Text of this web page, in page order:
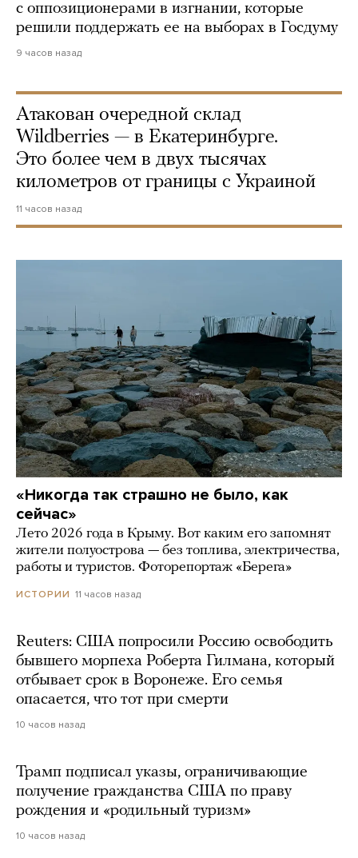
с оппозиционерами в изгнании, которые
решили поддержать ее на выборах в Госдуму
9 часов назад
Атакован очередной склад
Wildberries — в Екатеринбурге.
Это более чем в двух тысячах
километров от границы с Украиной
11 часов назад
«Никогда так страшно не было, как
сейчас»
Лето 2026 года в Крыму. Вот каким его запомнят
жители полуострова — без топлива, электричества,
работы и туристов. Фоторепортаж «Берега»
ИСТОРИИ 11 часов назад
Reuters: США попросили Россию освободить
бывшего морпеха Роберта Гилмана, который
отбывает срок в Воронеже. Его семья
опасается, что тот при смерти
10 часов назад
Трамп подписал указы, ограничивающие
получение гражданства США по праву
рождения и «родильный туризм»
10 часов назад